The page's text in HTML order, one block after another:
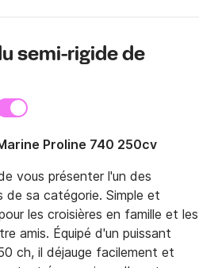
semi-rigide de
Proline 740 250cv
vous présenter l'un des
de sa catégorie. Simple et
les croisières en famille et les
amis. Équipé d'un puissant
ch, il déjauge facilement et